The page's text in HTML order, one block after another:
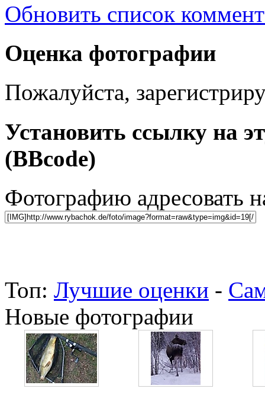
Обновить список
Оценка фотографии
Пожалуйста,
Установить ссылку на
(BBcode)
Фотографию адресовать
Топ: Лучшие оценки -
Новые фотографии